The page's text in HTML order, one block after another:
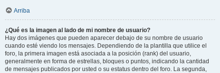
Arriba
¿Qué es la imagen al lado de mi nombre de usuario?
Hay dos imágenes que pueden aparecer debajo de su nombre de usuario
cuando esté viendo los mensajes. Dependiendo de la plantilla que utilice el
foro, la primera imagen está asociada a la posición (rank) del usuario,
generalmente en forma de estrellas, bloques o puntos, indicando la cantidad
de mensajes publicados por usted o su estatus dentro del foro. La segunda,